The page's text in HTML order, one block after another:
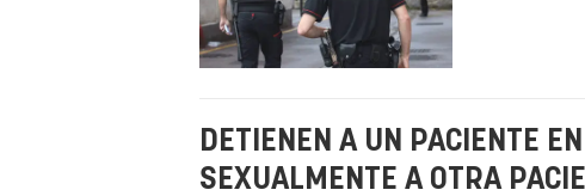
DETIENEN A UN PACIENTE
SEXUALMENTE A OTRA